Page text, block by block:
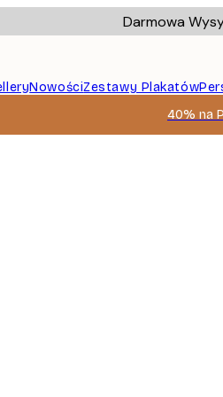
Darmowa
NowościZestawy Plakatów
40% na